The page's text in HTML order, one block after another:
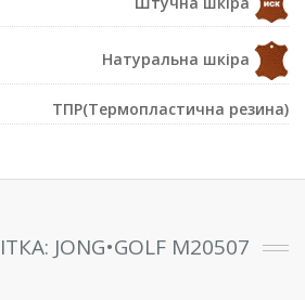
Натуральна шкіра
ТПР(Термопластична резина)
JONG•GOLF M20507